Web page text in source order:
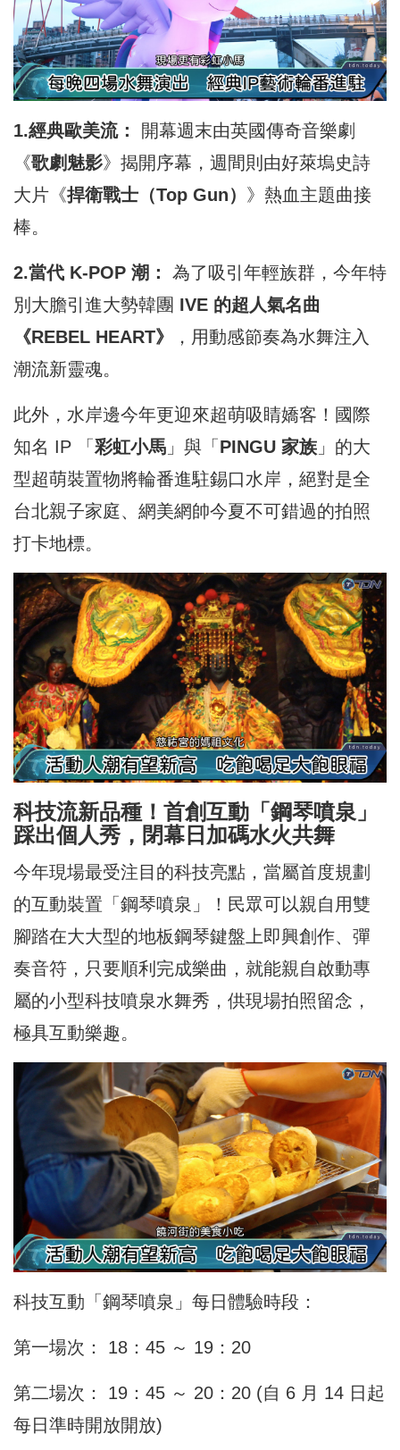
1.經典歐美流：
開幕週末由英國傳奇音樂劇
《歌劇魅影》揭開序幕，週間則由好萊塢史詩
大片《捍衛戰士（Top Gun） 》熱血主題曲接
棒。
2.當代 K-POP 潮：
為了吸引年輕族群，今年特
別大膽引進大勢韓團 IVE 的超人氣名曲
《REBEL HEART》
，用動感節奏為水舞注入
潮流新靈魂。
此外，水岸邊今年更迎來超萌吸睛嬌客！國際
知名 IP 「 彩虹小馬 」與「 PINGU 家族 」的大
型超萌裝置物將輪番進駐錫口水岸，絕對是全
台北親子家庭、網美網帥今夏不可錯過的拍照
打卡地標。
科技流新品種！首創互動「鋼琴噴泉」
踩出個人秀，閉幕日加碼水火共舞
今年現場最受注目的科技亮點，當屬首度規劃
的互動裝置「鋼琴噴泉」！民眾可以親自用雙
腳踏在大大型的地板鋼琴鍵盤上即興創作、彈
奏音符，只要順利完成樂曲，就能親自啟動專
屬的小型科技噴泉水舞秀，供現場拍照留念，
極具互動樂趣。
科技互動「鋼琴噴泉」每日體驗時段：
第一場次： 18：45 ～ 19：20
第二場次： 19：45 ～ 20：20 (自 6 月 14 日起
每日準時開放開放)